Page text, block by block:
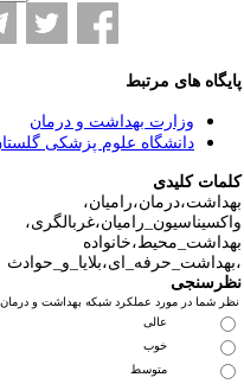
های مرتبط
وزارت بهداشت و درمان
دانشگاه علوم پزشکی گلستان
کلیدی
شما در مورد عملکرد شبکه بهداشت و درمان
عالی
خوب
متوسط